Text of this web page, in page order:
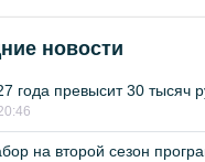
новости
года превысит 30 тысяч
на второй сезон